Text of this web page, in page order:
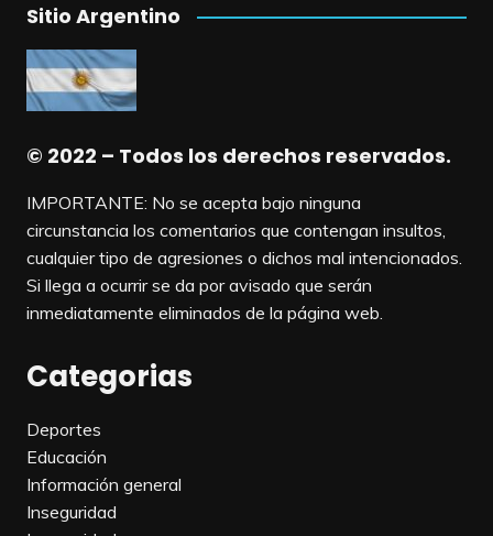
Sitio Argentino
© 2022 – Todos los derechos reservados.
IMPORTANTE: No se acepta bajo ninguna
circunstancia los comentarios que contengan insultos,
cualquier tipo de agresiones o dichos mal intencionados.
Si llega a ocurrir se da por avisado que serán
inmediatamente eliminados de la página web.
Categorias
Deportes
Educación
Información general
Inseguridad